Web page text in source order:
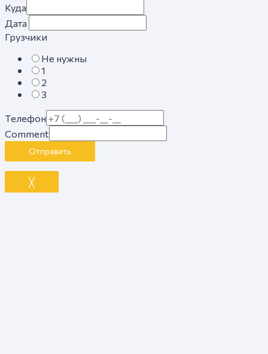
Куда
Дата
Грузчики
Не нужны
1
2
3
Телефон
Comment
Отправить
╳